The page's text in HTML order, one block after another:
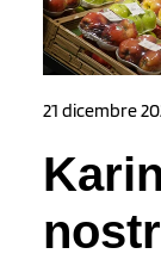
21 dicembre